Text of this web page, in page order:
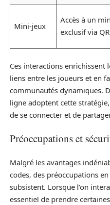
Mini-jeux
Accès à un
exclusif via
Ces interactions enrichissent
liens entre les joueurs et en
communautés dynamiques.
ligne adoptent cette
de se connecter et de
Préoccupations et
Malgré les avantages
codes, des préoccupations
subsistent. Lorsque l’on
essentiel de prendre